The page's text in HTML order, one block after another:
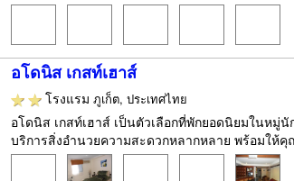
อโดนิส เกสท์เฮาส์
โรงแรม ภูเก็ต, ประเทศไทย
อโดนิส เกสท์เฮาส์ เป็นตัวเลือกที่พักยอดนิยมในหมู่
บริการสิ่งอำนวยความสะดวกหลากหลาย พร้อมให้